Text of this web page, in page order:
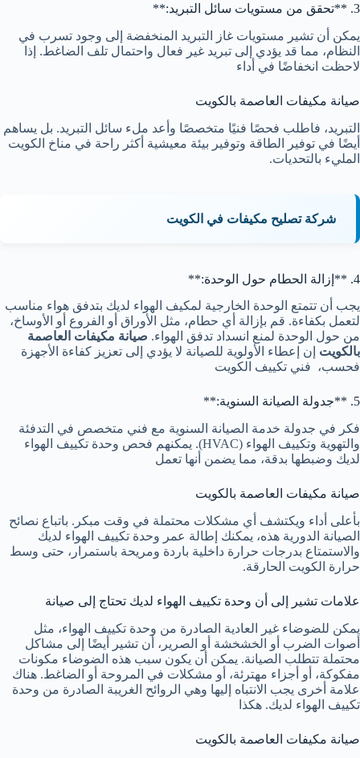
3. **تحقق من مستويات سائل التبريد:**
يمكن أن تشير مستويات غاز التبريد المنخفضة إلى وجود تسرب في
النظام، مما قد يؤدي إلى تبريد غير فعال واحتمال تلف الضاغط. إذا
لاحظت انخفاضًا في أداء
صيانة مكيفات العاصمة بالكويت
التبريد، فاطلب فحصًا فنيًا متخصصًا وأعد ملء سائل التبريد. بل يساهم
أيضًا في توفير الطاقة وتوفير بيئة معيشية أكثر راحة في مناخ الكويت
المليء بالتحديات.
شركة تصليح مكيفات في الكويت
4. **إزالة الحطام حول الوحدة:**
يجب أن تتمتع الوحدة الخارجية لمكيف الهواء لديك بتدفق هواء مناسب
لتعمل بكفاءة. قم بإزالة أي حطام، مثل الأوراق أو الفروع أو الأوساخ،
من حول الوحدة لمنع انسداد تدفق الهواء. صيانة مكيفات العاصمة
بالكويت إن إعطاء الأولوية للصيانة لا يؤدي إلى تعزيز كفاءة الأجهزة
فحسب، فني تكييف الكويت
5. **جدولة الصيانة السنوية:**
فكر في جدولة خدمة الصيانة السنوية مع فني متخصص في التدفئة
والتهوية وتكييف الهواء (HVAC). يمكنهم فحص وحدة تكييف الهواء
لديك وضبطها بدقة، مما يضمن أنها تعمل
صيانة مكيفات العاصمة بالكويت
بأعلى أداء ويكتشف أي مشكلات محتملة في وقت مبكر. باتباع نصائح
الصيانة الدورية هذه، يمكنك إطالة عمر وحدة تكييف الهواء لديك
والاستمتاع بدرجات حرارة داخلية باردة ومريحة باستمرار، حتى وسط
حرارة الكويت الحارقة.
علامات تشير إلى أن وحدة تكييف الهواء لديك تحتاج إلى صيانة
يمكن للضوضاء غير العادية الصادرة من وحدة تكييف الهواء، مثل
أصوات الضرب أو الخشخشة أو الصرير، أن تشير أيضًا إلى مشاكل
محتملة تتطلب الصيانة. يمكن أن يكون سبب هذه الضوضاء مكونات
مفكوكة، أو أجزاء مهترئة، أو مشكلات في المروحة أو الضاغط. هناك
علامة أخرى يجب الانتباه إليها وهي الروائح الغريبة الصادرة من وحدة
تكييف الهواء لديك. هكذا
صيانة مكيفات العاصمة بالكويت